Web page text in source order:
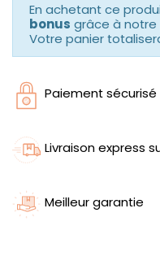
En achetant ce
bonus grâce à
Votre panier
Paiement sécurisé
Livraison express
Meilleur garantie